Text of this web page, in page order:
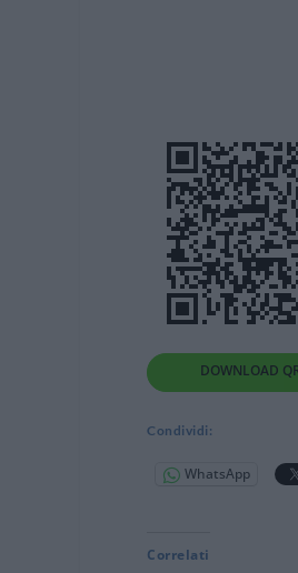
DOWNLOAD
Condividi:
WhatsApp
Correlati